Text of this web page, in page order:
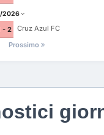
2026
- 2
Cruz Azul FC
Prossimo